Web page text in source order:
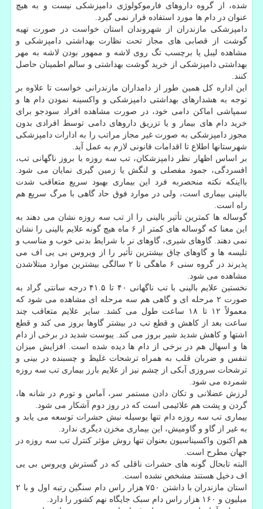
شده، از گروه داروهای فارموکولوژی دامپزشکی نیست و به هیچ
عنوان در دام ها مورد استفاده قرار نمی گیرد.
دامپزشکی مازندران از شهروندان استان خواست در صورت تهیه
گوشت از قصابی های مجاز تحت نظارت بهداشتی دامپزشکی و
مشاهده لیبل یا برچسب تگ روی لاشه و ممهور بودن لاشه به مهر
بهداشتی دامپزشکی از خرید گوشت بهداشتی و سالم اطمینان حاصل
کنند.
این اداره کل همین طور از دامداران مازندرانی خواست تا علاوه بر
توجه به هشدارهای بهداشتی دامپزشکی و واکسینه نمودن دام ها و
سمپاشی اماکن دامی خود، در صورت مشاهده افراد سودجو برای
خرید دام های بیمار و یا تزریق داروهای دامی توسط افرادی بدون
مجوز دامپزشکی به صورت غیر مجاز مراتب را به ادارات دامپزشکی
شهرستانها اطلاع تا اقدامات قانونی لازم به عمل آید.
بر اساس اظهار نظر دامپزشکان، تب سه روزه با بروز ناگهانی تب،
افسردگی، جمود مفصلی و لنگش یا زمین گیری نمایان می شود.
بااینکه نکته منحصربه فرد این بیماری بهبود سریع متعاقب شدت
بالینی بیماری است، ولی در موارد فوق حاد گاهی با مرگ سریع هم
راه است.
گوساله ها کمترین تأثیر بالینی را از تب سه روزه نشان می دهند به
این معنا که گوساله های کمتر از ۶ ماه هیچ گونه علایم بالینی را نشان
نمی دهند. گاوهای شیری، گاوهای نر با شرایط بدنی خوب و مناسب و
تلیسه ها و گاوهای چاق بیشترین تأثیر را از ویروس بی یی اف می
پذیرند در گروه سنی ۶ ماهگی تا ۲ سالگی بیشترین موارد مبتلاشدن
مشاهده می شود.
نخستین علایم بالینی با تب ناگهانی ۴۰ تا ۴۱.۵ درجه سانتی گراد به
صورت ۲ مرحله ای و گاهی هم سه مرحله ای مشاهده می شود که
معمولاً ۱۲ تا ۱۸ ساعت طول می کشد. سایر علایم متعاقب چند
ساعت بعد از کاهش و قطع تب در بیشتر گاوها بروز می کند و قطع
اشتها و کاهش شدید شیر بروز می کند. یبوست شدید در برخی از دام
ها و اسهال هم در برخی از دام ها دیده شده است. افزایش میزان
تنفس و ضربان قلب به همراه ترشحات غلیظ و چسبنده در بینی و
ترشحات سروزی آبکی از چشم نیز از علایم بارز بیماری تب سه روزه
شمرده می شود.
لرزش عضلانی و تکان دادن مستمر سر، آماس و تورم در شانه ها،
گردن و پشت هم علائیمی است که در روز دوم آشکار می شود.
بیماری تب سه روزه دام تنها بوسیله نیش حشرات توسعه می یابد و
به غیر از گاو و گاومیش، این بیماری مخزن دیگری ندارد.
هم اکنون واکسیناسیون بعنوان تنها روش مؤثر کنترل تب سه روزه در
جهان مطرح است.
البته تابحال گونه های حشرات ناقلی که در گسترش ویروس بی یی
اف دخیل هستند مشخص نشده است.
استان مازندران با داشتن ۷۵۰ هزار راس دام سنگین رتبه اول و با ۲
میلیون و ۱۶۰ هزار راس دام سبک جایگاه نهم کشور را دارد.